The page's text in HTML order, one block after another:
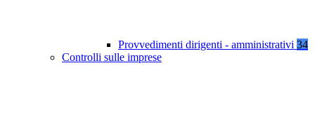
Provvedimenti dirigenti - amministrativi 34
Controlli sulle imprese